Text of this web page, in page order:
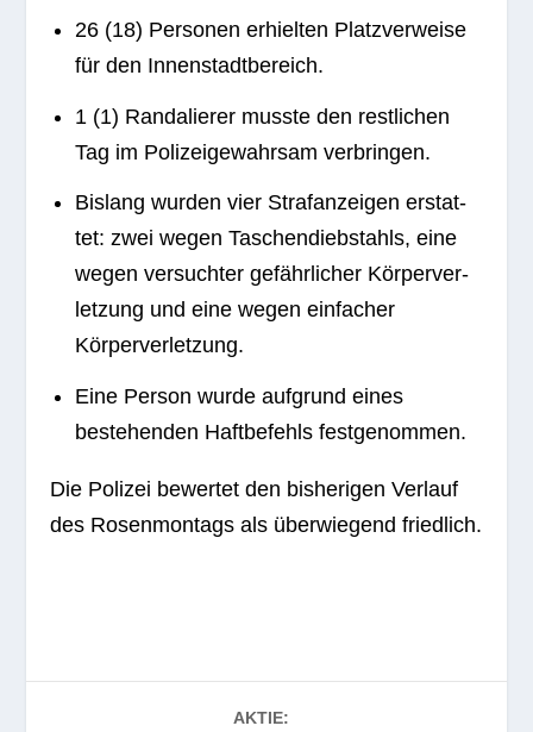
26 (18) Per­so­nen erhiel­ten Platz­ver­weise
für den Innenstadtbereich.
1 (1) Ran­da­lie­rer musste den rest­li­chen
Tag im Poli­zei­ge­wahr­sam verbringen.
Bis­lang wur­den vier Straf­an­zei­gen erstat­
tet: zwei wegen Taschen­dieb­stahls, eine
wegen ver­such­ter gefähr­li­cher Kör­per­ver­
let­zung und eine wegen ein­fa­cher
Körperverletzung.
Eine Per­son wurde auf­grund eines
bestehen­den Haft­be­fehls festgenommen.
Die Poli­zei bewer­tet den bis­he­ri­gen Ver­lauf
des Rosen­mon­tags als über­wie­gend friedlich.
AKTIE: